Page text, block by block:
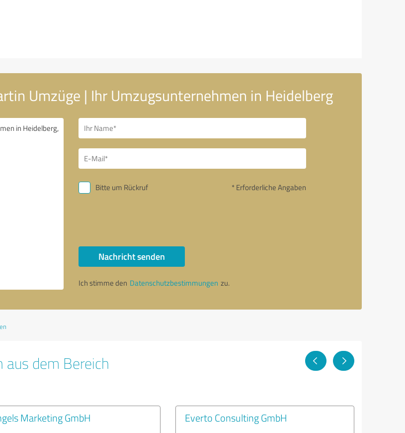
Umzüge | Ihr Umzugsunternehmen in Heidelberg
Bitte um Rückruf * Erforderliche Angaben
Nachricht senden
Ich stimme den Datenschutzbestimmungen zu.
dem Bereich
Marketing GmbH Everto Consulting GmbH